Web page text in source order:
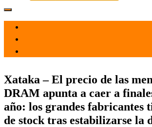
Xataka – El precio de las
DRAM apunta a caer a
año: los grandes fabricantes
de stock tras estabilizarse la